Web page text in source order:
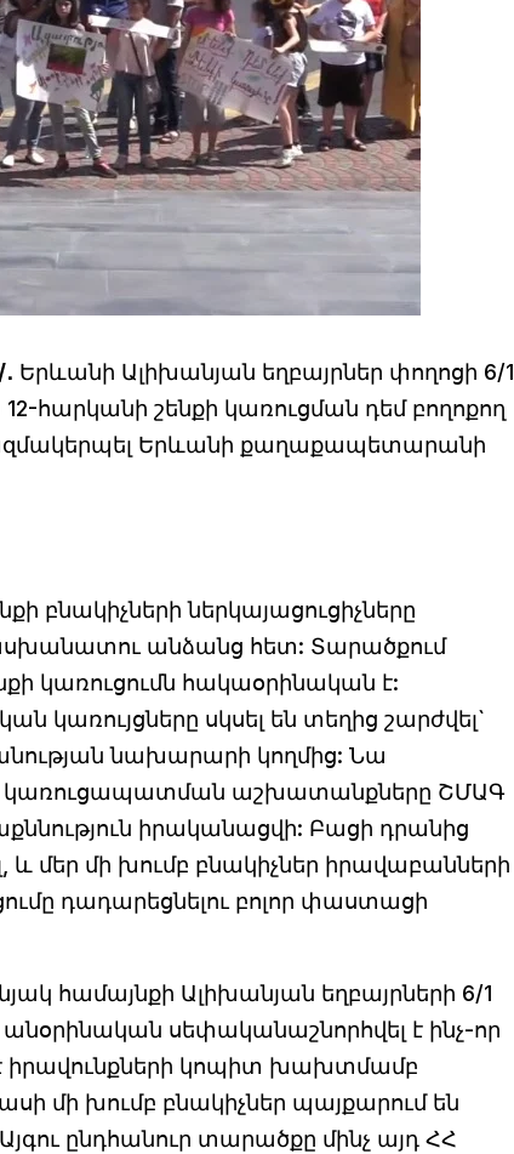
Երևանի Ալիխանյան եղբայրներ փողոցի 6/1
հարկանի շենքի կառուցման դեմ բողոքող
Երևանի քաղաքապետարանի
բնակիչների ներկայացուցիչները
անձանց հետ: Տարածքում
կառուցումն հակաօրինական է:
կառույցները սկսել են տեղից շարժվել`
նախարարի կողմից: Նա
կառուցապատման աշխատանքները ՇՄԱԳ
իրականացվի: Բացի դրանից
մեր մի խումբ բնակիչներ իրավաբանների
դադարեցնելու բոլոր փաստացի
համայնքի Ալիխանյան եղբայրների 6/1
սեփականաշնորհվել է ինչ-որ
իրավունքների կոպիտ խախտմամբ
մի խումբ բնակիչներ պայքարում են
ընդհանուր տարածքը մինչ այդ ՀՀ